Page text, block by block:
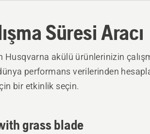
Süresi Aracı
Husqvarna akülü ürünlerinizin
performans verilerinden
bir etkinlik seçin.
grass blade